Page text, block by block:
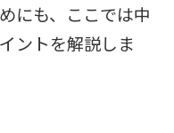
にも、ここでは中
ントを解説しま